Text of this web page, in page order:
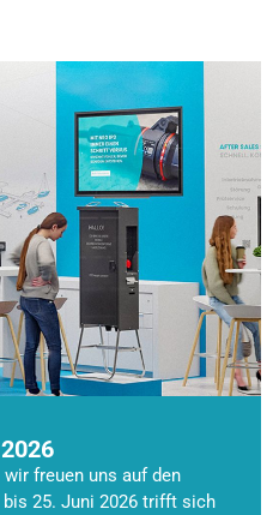
freuen uns auf den
25. Juni 2026 trifft sich